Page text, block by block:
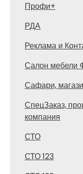
Профи+
РДА
Реклама и
Салон мебели
Сафари,
СпецЗаказ,
компания
СТО
СТО 123